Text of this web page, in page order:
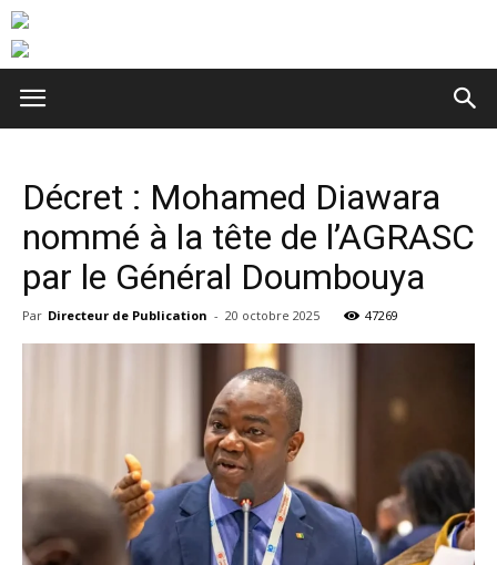
Décret : Mohamed Diawara
nommé à la tête de l’AGRASC
par le Général Doumbouya
Par Directeur de Publication - 20 octobre 2025 47269